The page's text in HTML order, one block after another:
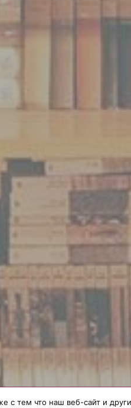
с тем что наш веб-сайт и